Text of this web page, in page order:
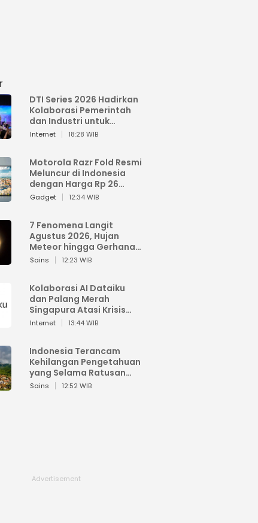
DTI Series 2026 Hadirkan
Kolaborasi Pemerintah
dan Industri untuk
Percepatan
Internet 18:28 WIB
Motorola Razr Fold Resmi
Meluncur di Indonesia
dengan Harga Rp 26
Jutaan
Gadget 12:34 WIB
7 Fenomena Langit
Agustus 2026, Hujan
Meteor hingga Gerhana
Matahari
Sains 12:23 WIB
Kolaborasi AI Dataiku
dan Palang Merah
Singapura Atasi Krisis
Bencana
Internet 13:44 WIB
Indonesia Terancam
Kehilangan Pengetahuan
yang Selama Ratusan
Tahun Menjaga Alam
Sains 12:52 WIB